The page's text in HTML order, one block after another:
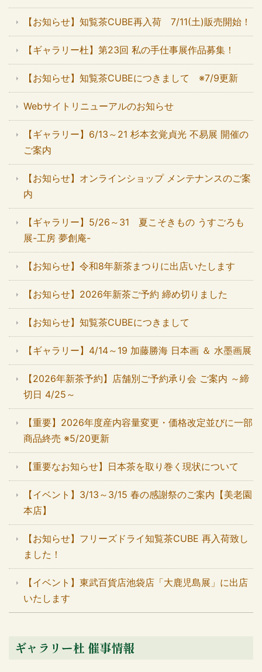
【お知らせ】知覧茶CUBE再入荷 7/11(土)販売開始！
【ギャラリー杜】第23回 私の手仕事展作品募集！
【お知らせ】知覧茶CUBEにつきまして ※7/9更新
Webサイトリニューアルのお知らせ
【ギャラリー】6/13～21 杉本玄覚貞光 不易展 開催の
ご案内
【お知らせ】オンラインショップ メンテナンスのご案
内
【ギャラリー】5/26～31 夏こそきもの うすごろも
展-工房 夢創庵-
【お知らせ】令和8年新茶まつりに出店いたします
【お知らせ】2026年新茶ご予約 締め切りました
【お知らせ】知覧茶CUBEにつきまして
【ギャラリー】4/14～19 加藤勝海 日本画 ＆ 水墨画展
【2026年新茶予約】店舗別ご予約承り会 ご案内 ～締
切日 4/25～
【重要】2026年度産内容量変更・価格改定並びに一部
商品終売 ※5/20更新
【重要なお知らせ】日本茶を取り巻く現状について
【イベント】3/13～3/15 春の感謝祭のご案内【美老園
本店】
【お知らせ】フリーズドライ知覧茶CUBE 再入荷致し
ました！
【イベント】東武百貨店池袋店「大鹿児島展」に出店
いたします
ギャラリー杜 催事情報